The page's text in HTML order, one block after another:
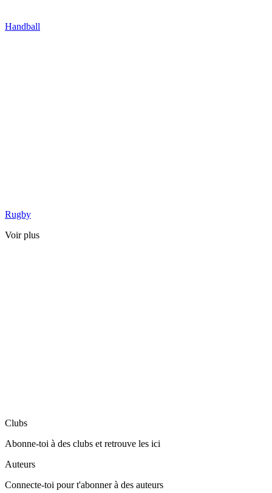
Handball
Rugby
Voir plus
Clubs
Abonne-toi à des clubs et retrouve les ici
Auteurs
Connecte-toi pour t'abonner à des auteurs